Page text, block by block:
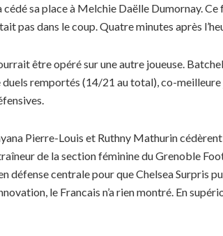
sa place à Melchie Daëlle Dumornay.
pas dans le coup. Quatre minutes après
être opéré sur une autre joueuse.
remportés (14/21 au total), co-
Pierre-Louis et Ruthny Mathurin
de la section féminine du Grenoble
défense centrale pour que Chelsea Surpris
le Francais n’a rien montré. En